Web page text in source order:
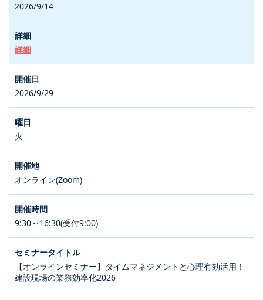
2026/9/14
詳細
2026/9/29
火
オンライン(Zoom)
9:30～16:30(受付9:00)
【オンラインセミナー】タイムマネジメントと心理有効活用！
建設現場の業務効率化2026